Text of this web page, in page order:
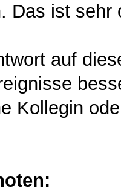
Das ist sehr
auf
Kollegin